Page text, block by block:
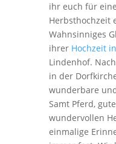
ihr euch für
Herbsthochzeit
Wahnsinniges
ihrer Hochzeit
Lindenhof.
in der
wunderbare
Samt Pferd,
wundervollen
einmalige